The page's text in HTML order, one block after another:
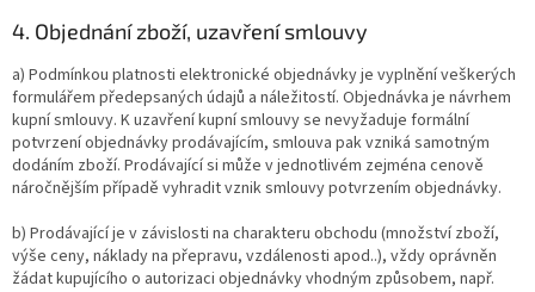
4. Objednání zboží, uzavření smlouvy
a) Podmínkou platnosti elektronické objednávky je vyplnění veškerých
formulářem předepsaných údajů a náležitostí. Objednávka je návrhem
kupní smlouvy. K uzavření kupní smlouvy se nevyžaduje formální
potvrzení objednávky prodávajícím, smlouva pak vzniká samotným
dodáním zboží. Prodávající si může v jednotlivém zejména cenově
náročnějším případě vyhradit vznik smlouvy potvrzením objednávky.
b) Prodávající je v závislosti na charakteru obchodu (množství zboží,
výše ceny, náklady na přepravu, vzdálenosti apod..), vždy oprávněn
žádat kupujícího o autorizaci objednávky vhodným způsobem, např.